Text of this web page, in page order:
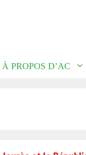
À PROPOS D’AC